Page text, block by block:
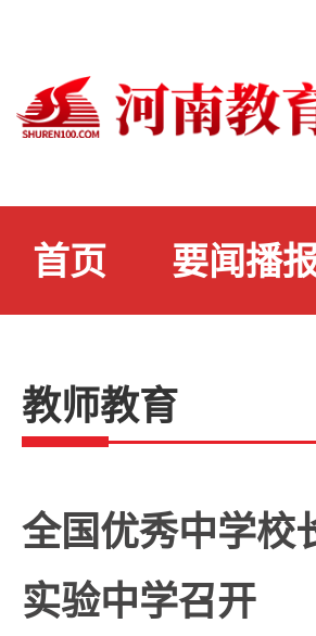
首页 要闻播
教师教育
全国优秀中学校
实验中学召开